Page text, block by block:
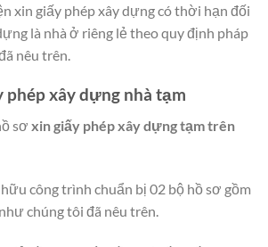
xin giấy phép xây dựng có thời hạn đối
là nhà ở riêng lẻ theo quy định pháp
nêu trên.
phép xây dựng nhà tạm
sơ xin giấy phép xây dựng tạm trên
công trình chuẩn bị 02 bộ hồ sơ gồm
chúng tôi đã nêu trên.